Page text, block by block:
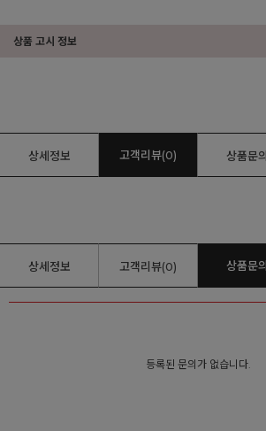
상품 고시 정보
상세정보 고객리뷰(0) 상품문의
상세정보 고객리뷰(0) 상품문의
등록된 문의가 없습니다.